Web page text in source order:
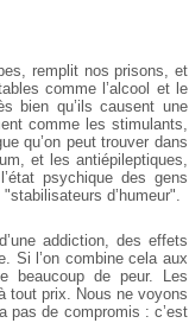
remplit nos prisons, et
comme l’alcool et le
bien qu’ils causent une
comme les stimulants,
qu’on peut trouver dans
et les antiépileptiques,
psychique des gens
d’humeur".
addiction, des effets
Si l’on combine cela aux
beaucoup de peur. Les
tout prix. Nous ne voyons
pas de compromis : c’est